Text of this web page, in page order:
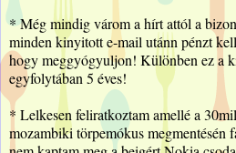
* Még mindig várom a hírt attól a
minden kinyitott e-mail utánn pénzt
hogy meggyógyuljon! Különben ez a
egyfolytában 5 éves!
* Lelkesen feliratkoztam amellé a
mozambiki törpemókus megmentésén